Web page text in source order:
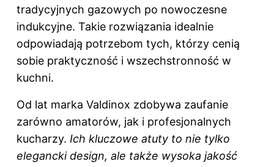
tradycyjnych gazowych po nowoczesne
indukcyjne. Takie rozwiązania idealnie
odpowiadają potrzebom tych, którzy cenią
sobie praktyczność i wszechstronność w
kuchni.
Od lat marka Valdinox zdobywa zaufanie
zarówno amatorów, jak i profesjonalnych
kucharzy. Ich kluczowe atuty to nie tylko
elegancki design, ale także wysoka jakość